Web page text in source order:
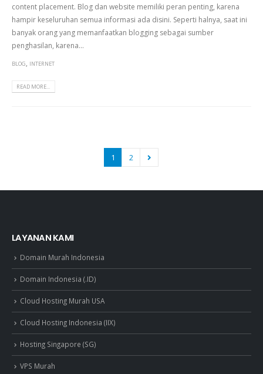
content placement. Blog dan website memiliki peran penting, karena
hampir keseluruhan semua informasi ada disini. Seperti halnya, saat ini
banyak orang yang memanfaatkan blogging sebagai sumber
penghasilan, karena...
BLOG INTERNET
READ MORE...
1 2
LAYANAN KAMI
Domain Murah Indonesia
Domain Indonesia (.ID)
Cloud Hosting Murah USA
Cloud Hosting Indonesia (IIX)
Hosting Singapore (SG)
VPS Murah